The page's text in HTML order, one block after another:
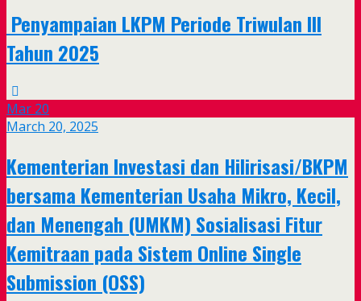
Penyampaian LKPM Periode Triwulan III
Tahun 2025
Mar 20
March 20, 2025
Kementerian Investasi dan Hilirisasi/BKPM
bersama Kementerian Usaha Mikro, Kecil,
dan Menengah (UMKM) Sosialisasi Fitur
Kemitraan pada Sistem Online Single
Submission (OSS)